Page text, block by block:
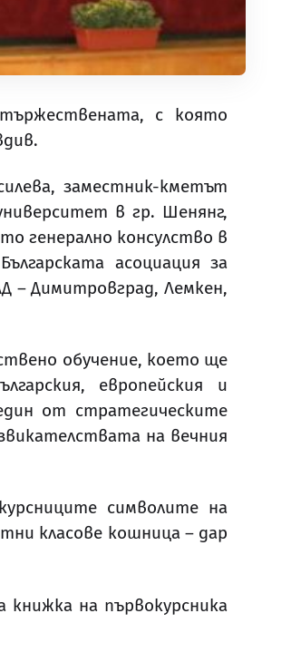
с която
заместник-кметът
в гр. Шенянг,
генерално консулство в
асоциация за
– Димитровград, Лемкен,
обучение, което ще
европейския и
от стратегическите
на вечния
символите на
класове кошница – дар
на първокурсника